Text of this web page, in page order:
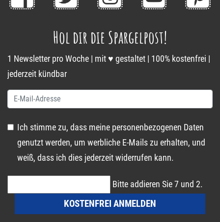
Hol dir die Spargelpost!
1 Newsletter pro Woche | mit ♥ gestaltet | 100% kostenfrei |
jederzeit kündbar
Ich stimme zu, dass meine personenbezogenen Daten
genutzt werden, um werbliche E-Mails zu erhalten, und
weiß, dass ich dies jederzeit widerrufen kann.
Bitte addieren Sie 7 und 2.
KOSTENFREI ANMELDEN